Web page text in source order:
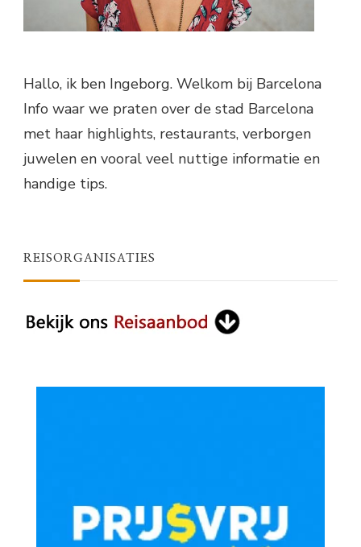
Hallo, ik ben Ingeborg. Welkom bij Barcelona
Info waar we praten over de stad Barcelona
met haar highlights, restaurants, verborgen
juwelen en vooral veel nuttige informatie en
handige tips.
REISORGANISATIES